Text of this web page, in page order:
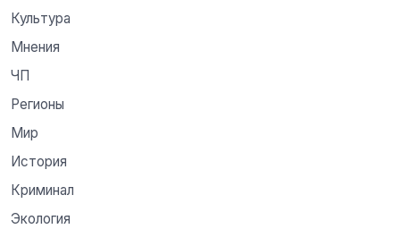
Культура
Мнения
ЧП
Регионы
Мир
История
Криминал
Экология